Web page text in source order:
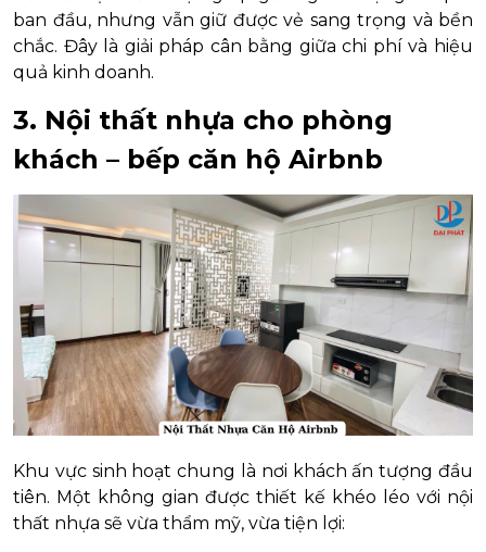
ban đầu, nhưng vẫn giữ được vẻ sang trọng và bền
chắc. Đây là giải pháp cân bằng giữa chi phí và hiệu
quả kinh doanh.
3. Nội thất nhựa cho phòng
khách – bếp căn hộ Airbnb
Khu vực sinh hoạt chung là nơi khách ấn tượng đầu
tiên. Một không gian được thiết kế khéo léo với nội
thất nhựa sẽ vừa thẩm mỹ, vừa tiện lợi: